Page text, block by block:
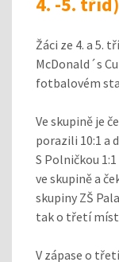
Žáci ze 4. a 5.
McDonald´s
fotbalovém
Ve skupině je
porazili 10:1 a
S Polničkou
ve skupině a
skupiny ZŠ
tak o třetí
V zápase o